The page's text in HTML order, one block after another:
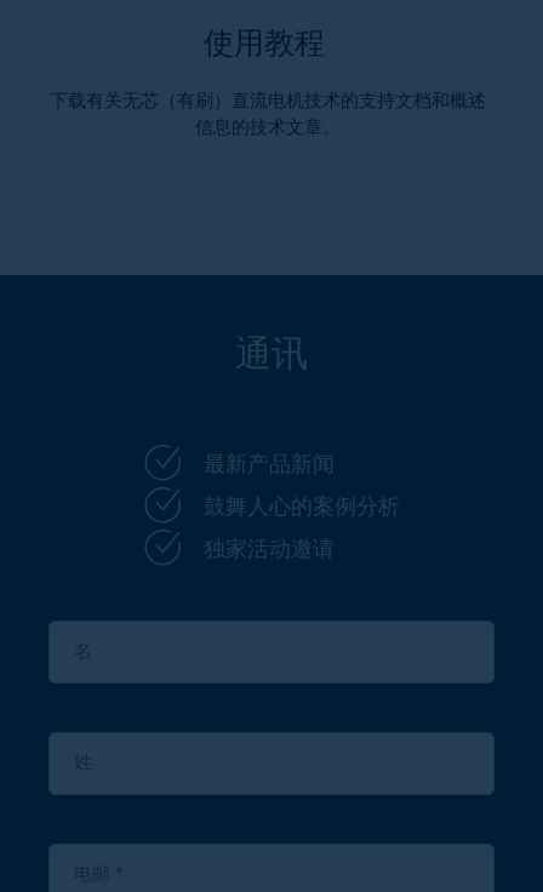
使用教程
下载有关无芯（有刷）直流电机技术的支持文档和概述
信息的技术文章。
通讯
最新产品新闻
鼓舞人心的案例分析
独家活动邀请